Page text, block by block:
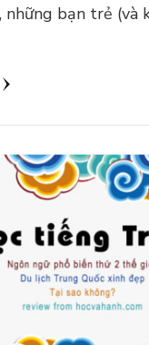
những bạn trẻ (và